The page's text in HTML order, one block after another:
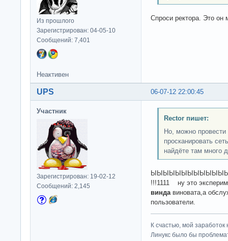
Из прошлого
Зарегистрирован: 04-05-10
Сообщений: 7,401
Спроси ректора. Это он
Неактивен
06-07-12 22:00:45
UPS
Участник
Зарегистрирован: 19-02-12
Сообщений: 2,145
Rector пишет:
Но, можно провести
просканировать
найдёте там много
!!!1111 ну это
винда виновата,а
пользователи.
К счастью, мой
Линукс было бы